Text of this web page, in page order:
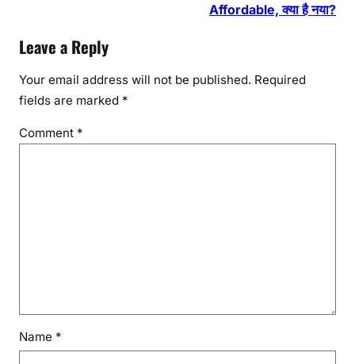
Affordable, क्या है नया?
Leave a Reply
Your email address will not be published. Required
fields are marked *
Comment *
Name *